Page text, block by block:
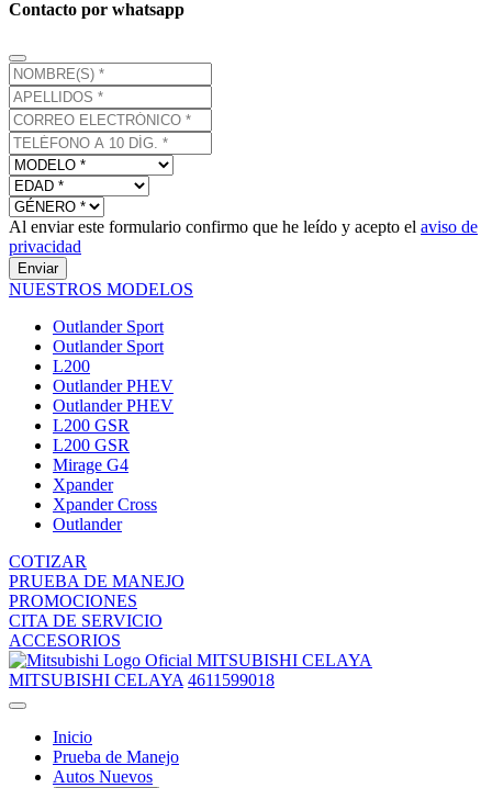
Contacto por whatsapp
Al enviar este formulario confirmo que he leído y acepto el aviso de
privacidad
Enviar
NUESTROS MODELOS
Outlander Sport
Outlander Sport
L200
Outlander PHEV
Outlander PHEV
L200 GSR
L200 GSR
Mirage G4
Xpander
Xpander Cross
Outlander
COTIZAR
PRUEBA DE MANEJO
PROMOCIONES
CITA DE SERVICIO
ACCESORIOS
MITSUBISHI CELAYA
MITSUBISHI CELAYA 4611599018
Inicio
Prueba de Manejo
Autos Nuevos